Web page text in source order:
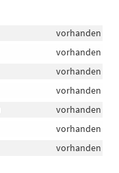
vorhanden
vorhanden
vorhanden
vorhanden
vorhanden
vorhanden
vorhanden